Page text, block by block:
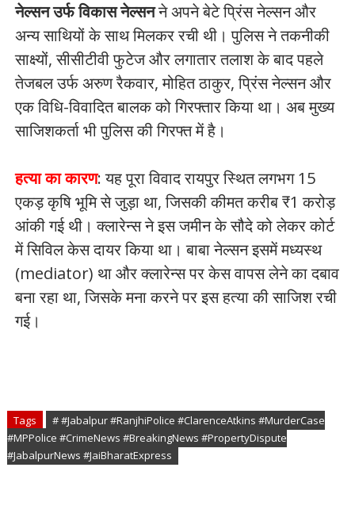
नेल्सन उर्फ विकास नेल्सनने अपने बेटे प्रिंस नेल्सन और
अन्य साथियों के साथ मिलकर रची थी। पुलिस ने तकनीकी
साक्ष्यों, सीसीटीवी फुटेज और लगातार तलाश के बाद पहले
तेजबल उर्फ अरुण रैकवार, मोहित ठाकुर, प्रिंस नेल्सन और
एक विधि-विवादित बालक को गिरफ्तार किया था। अब मुख्य
साजिशकर्ता भी पुलिस की गिरफ्त में है।
हत्या का कारण: यह पूरा विवाद रायपुर स्थित लगभग 15
एकड़ कृषि भूमि से जुड़ा था, जिसकी कीमत करीब ₹1 करोड़
आंकी गई थी। क्लारेन्स ने इस जमीन के सौदे को लेकर कोर्ट
में सिविल केस दायर किया था। बाबा नेल्सन इसमें मध्यस्थ
(mediator) था और क्लारेन्स पर केस वापस लेने का दबाव
बना रहा था, जिसके मना करने पर इस हत्या की साजिश रची
गई।
Tags
# #Jabalpur #RanjhiPolice #ClarenceAtkins #MurderCase
#MPPolice #CrimeNews #BreakingNews #PropertyDispute
#JabalpurNews #JaiBharatExpress